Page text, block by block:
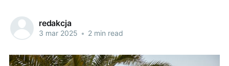
redakcja
3 mar 2025 • 2 min read